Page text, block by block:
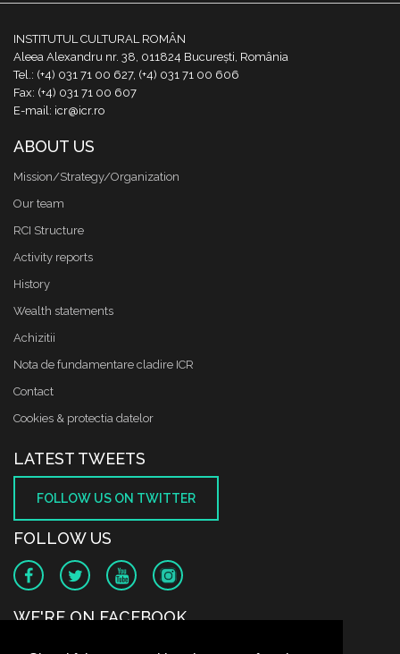
INSTITUTUL CULTURAL ROMÂN
Aleea Alexandru nr. 38, 011824 București, România
Tel.: (+4) 031 71 00 627, (+4) 031 71 00 606
Fax: (+4) 031 71 00 607
E-mail: icr@icr.ro
ABOUT US
Mission/Strategy/Organization
Our team
RCI Structure
Activity reports
History
Wealth statements
Achizitii
Nota de fundamentare cladire ICR
Contact
Cookies & protectia datelor
LATEST TWEETS
FOLLOW US ON TWITTER
FOLLOW US
WE'RE ON FACEBOOK